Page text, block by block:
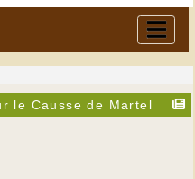
le Causse de Martel